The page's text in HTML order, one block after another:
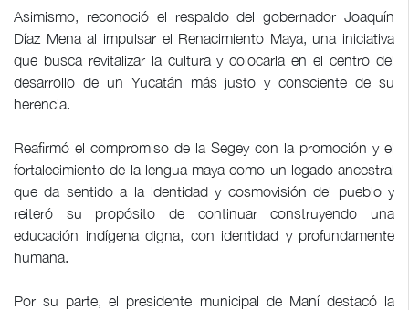
Asimismo, reconoció el respaldo del gobernador Joaquín
Díaz Mena al impulsar el Renacimiento Maya, una iniciativa
que busca revitalizar la cultura y colocarla en el centro del
desarrollo de un Yucatán más justo y consciente de su
herencia.
Reafirmó el compromiso de la Segey con la promoción y el
fortalecimiento de la lengua maya como un legado ancestral
que da sentido a la identidad y cosmovisión del pueblo y
reiteró su propósito de continuar construyendo una
educación indígena digna, con identidad y profundamente
humana.
Por su parte, el presidente municipal de Maní destacó la